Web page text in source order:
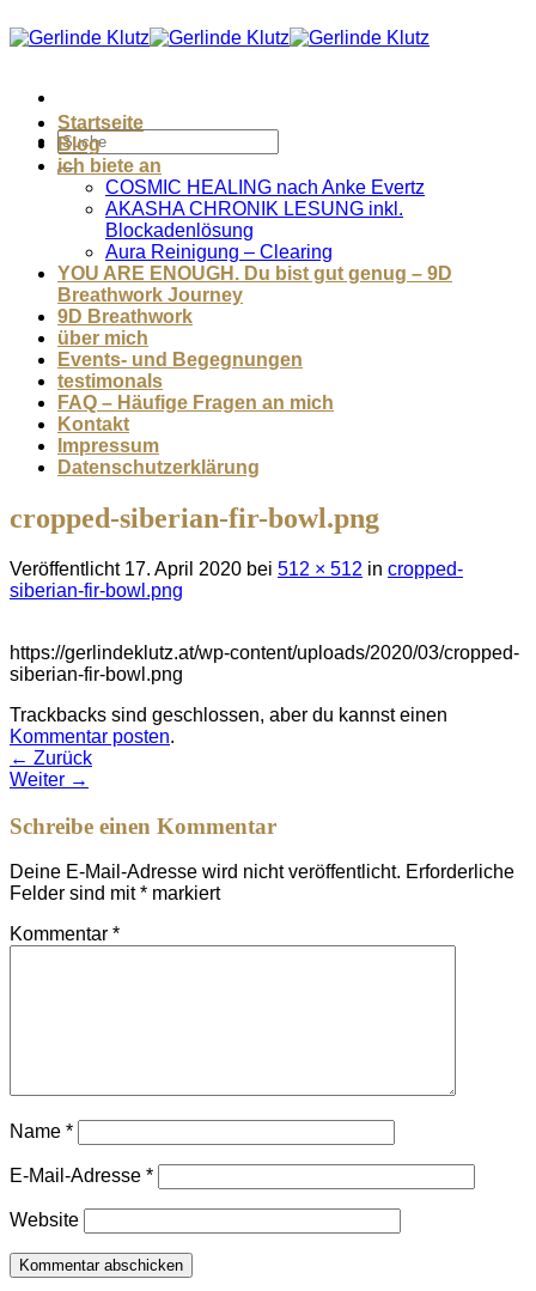
Inhalt
Startseite
Blog
ich biete an
COSMIC HEALING nach Anke Evertz
AKASHA CHRONIK LESUNG inkl.
Blockadenlösung
Aura Reinigung – Clearing
YOU ARE ENOUGH. Du bist gut genug – 9D
Breathwork Journey
9D Breathwork
über mich
Events- und Begegnungen
testimonals
FAQ – Häufige Fragen an mich
Kontakt
Impressum
Datenschutzerklärung
cropped-siberian-fir-bowl.png
Veröffentlicht 17. April 2020 bei 512 × 512 in cropped-
siberian-fir-bowl.png
https://gerlindeklutz.at/wp-content/uploads/2020/03/cropped-
siberian-fir-bowl.png
Trackbacks sind geschlossen, aber du kannst einen
Kommentar posten.
← Zurück
Weiter →
Schreibe einen Kommentar
Deine E-Mail-Adresse wird nicht veröffentlicht. Erforderliche
Felder sind mit* markiert
Kommentar *
Name *
E-Mail-Adresse *
Website